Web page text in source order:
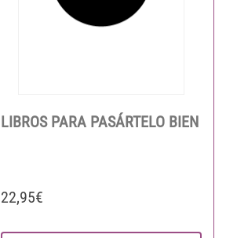
LIBROS PARA PASÁRTELO BIEN
22,95€